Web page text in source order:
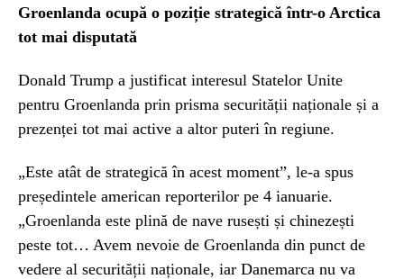
Groenlanda ocupă o poziție strategică într-o Arctica
tot mai disputată
Donald Trump a justificat interesul Statelor Unite
pentru Groenlanda prin prisma securității naționale și a
prezenței tot mai active a altor puteri în regiune.
„Este atât de strategică în acest moment”, le-a spus
președintele american reporterilor pe 4 ianuarie.
„Groenlanda este plină de nave rusești și chinezești
peste tot… Avem nevoie de Groenlanda din punct de
vedere al securității naționale, iar Danemarca nu va